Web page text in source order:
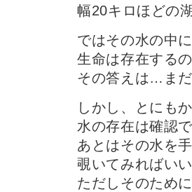
幅20キロほどの
ではその水の中
生命は存在する
その答えは…ま
しかし、とにも
水の存在は確認
あとはその水を
覗いてみればい
ただしそのため